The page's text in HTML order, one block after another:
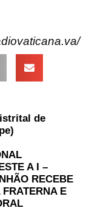
de
A I –
RECEBE
FRATERNA E